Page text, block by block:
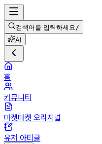
검색어를 입력하세요/
AI
홈
커뮤니티
마켓마켓 오리지널
유저 아티클